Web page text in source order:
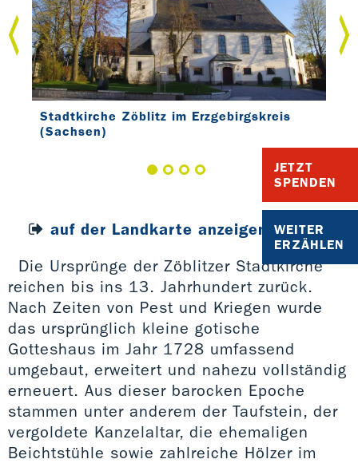
JETZT
SPENDEN
WEITER
ERZÄHLEN
Stadtkirche Zöblitz im Erzgebirgskreis
(Sachsen)
auf der Landkarte anzeigen
Die Ursprünge der Zöblitzer Stadtkirche
reichen bis ins 13. Jahrhundert zurück.
Nach Zeiten von Pest und Kriegen wurde
das ursprünglich kleine gotische
Gotteshaus im Jahr 1728 umfassend
umgebaut, erweitert und nahezu vollständig
erneuert. Aus dieser barocken Epoche
stammen unter anderem der Taufstein, der
vergoldete Kanzelaltar, die ehemaligen
Beichtstühle sowie zahlreiche Hölzer im